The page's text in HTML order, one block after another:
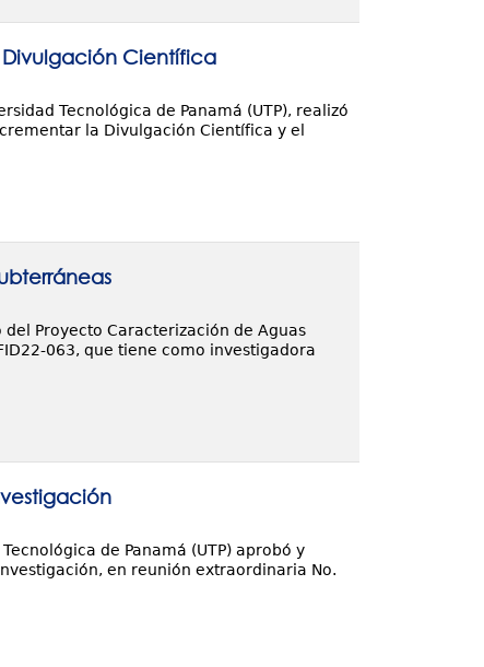
Divulgación Científica
Tecnológica de Panamá (UTP), realizó
la Divulgación Científica y el
Proyecto Caracterización de Aguas
063, que tiene como investigadora
de Panamá (UTP) aprobó y
en reunión extraordinaria No.